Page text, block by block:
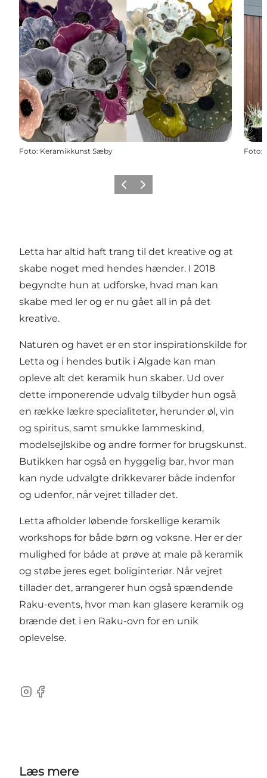
Foto: Keramikkunst Sæby Foto:
ForrigeNæste
Letta har altid haft trang til det kreative og at
skabe noget med hendes hænder. I 2018
begyndte hun at udforske, hvad man kan
skabe med ler og er nu gået all in på det
kreative.
Naturen og havet er en stor inspirationskilde for
Letta og i hendes butik i Algade kan man
opleve alt det keramik hun skaber. Ud over
dette imponerende udvalg tilbyder hun også
en række lækre specialiteter, herunder øl, vin
og spiritus, samt smukke lammeskind,
modelsejlskibe og andre former for brugskunst.
Butikken har også en hyggelig bar, hvor man
kan nyde udvalgte drikkevarer både indenfor
og udenfor, når vejret tillader det.
Letta afholder løbende forskellige keramik
workshops for både børn og voksne. Her er der
mulighed for både at prøve at male på keramik
og støbe jeres eget boliginteriør. Når vejret
tillader det, arrangerer hun også spændende
Raku-events, hvor man kan glasere keramik og
brænde det i en Raku-ovn for en unik
oplevelse.
Instagram
Facebook
Læs mere